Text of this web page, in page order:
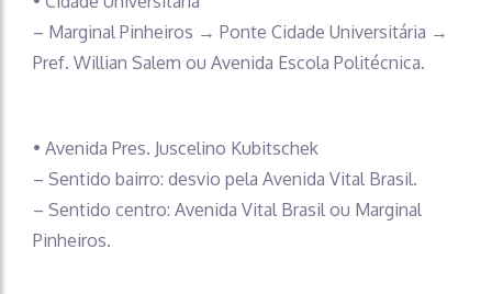
– Marginal Pinheiros → Ponte Cidade Universitária →
Pref. Willian Salem ou Avenida Escola Politécnica.
• Avenida Pres. Juscelino Kubitschek
– Sentido bairro: desvio pela Avenida Vital Brasil.
– Sentido centro: Avenida Vital Brasil ou Marginal
Pinheiros.